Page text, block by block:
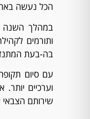
הכל נעשה
במהלך השנה
ותורמים
בה-בעת
עם סיום
וערכיים
שירותם